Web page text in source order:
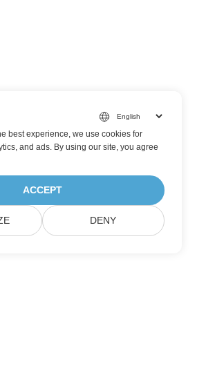
best experience, we use cookies for
and ads. By using our site, you agree
ACCEPT
DENY